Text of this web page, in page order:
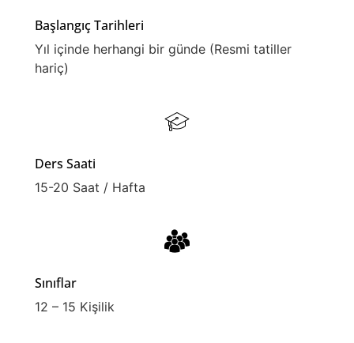
Başlangıç Tarihleri
Yıl içinde herhangi bir günde (Resmi tatiller
hariç)
Ders Saati
15-20 Saat / Hafta
Sınıflar
12 – 15 Kişilik